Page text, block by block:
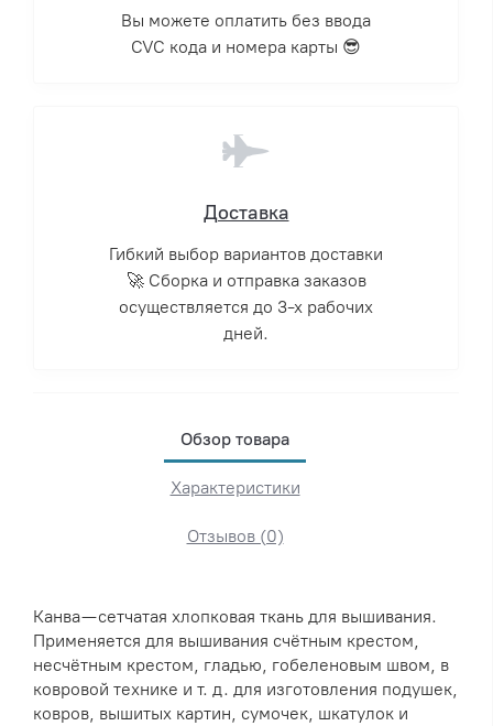
Вы можете оплатить без ввода
CVC кода и номера карты 😎
Доставка
Гибкий выбор вариантов доставки
🚀 Сборка и отправка заказов
осуществляется до 3-х рабочих
дней.
Обзор товара
Характеристики
Отзывов (0)
Канва — сетчатая хлопковая ткань для вышивания.
Применяется для вышивания счётным крестом,
несчётным крестом, гладью, гобеленовым швом, в
ковровой технике и т. д. для изготовления подушек,
ковров, вышитых картин, сумочек, шкатулок и